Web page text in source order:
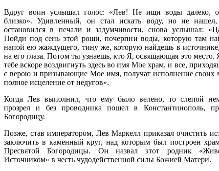
Вдруг воин услышал голос: «Лев! Не ищи воды далеко,
близко». Удивленный, он стал искать воду, но не
остановился в печали и задумчивости, снова услышал:
Пойди под сень этой рощи, почерпни воды, которую там
напой ею жаждущего, тину же, которую найдешь в
на его глаза. Потом ты узнаешь, кто Я, освящающая это место.
тебе вскоре воздвигнуть здесь во имя Мое храм, и все,
с верою и призывающие Мое имя, получат исполнение своих
полное исцеление от недугов».
Когда Лев выполнил, что ему было велено, то слепой
прозрел и без проводника пошел в Константинополь,
Богородицу.
Позже, став императором, Лев Маркелл приказал очистить
заключить в каменный круг, над которым был построен
Пресвятой Богородицы. Он назвал этот родник
Источником» в честь чудодейственной силы Божией Матери.